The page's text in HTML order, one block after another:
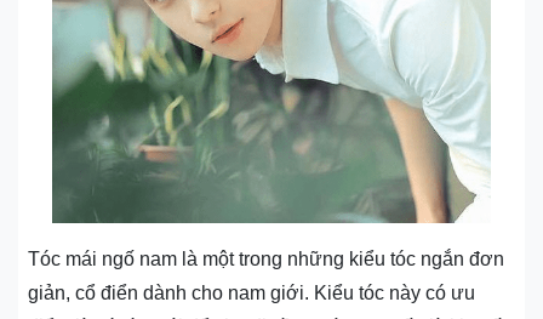
Tóc mái ngố nam là một trong những kiểu tóc ngắn đơn
giản, cổ điển dành cho nam giới. Kiểu tóc này có ưu